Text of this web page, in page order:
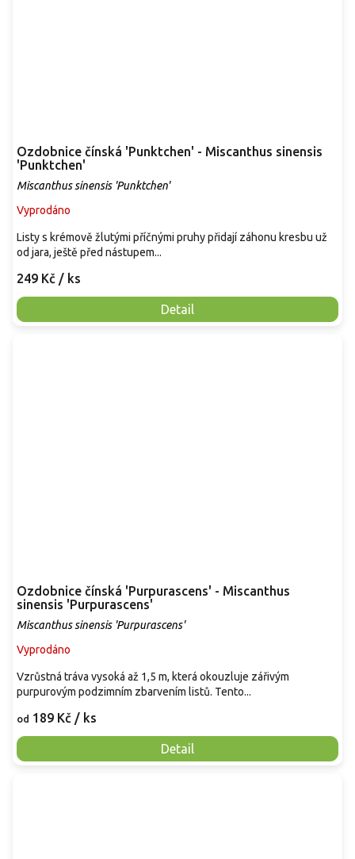
Ozdobnice čínská 'Punktchen' - Miscanthus sinensis
'Punktchen'
Miscanthus sinensis 'Punktchen'
Vyprodáno
249 Kč / ks
Detail
Listy s krémově žlutými příčnými pruhy přidají záhonu kresbu už
od jara, ještě před nástupem...
Ozdobnice čínská 'Purpurascens' - Miscanthus
sinensis 'Purpurascens'
Miscanthus sinensis 'Purpurascens'
Vyprodáno
od 189 Kč / ks
Detail
Vzrůstná tráva vysoká až 1,5 m, která okouzluje zářivým
purpurovým podzimním zbarvením listů. Tento...